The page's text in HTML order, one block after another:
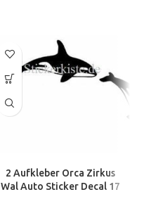
2 Aufkleber Orca Zirkus
Wal Auto Sticker Decal 17